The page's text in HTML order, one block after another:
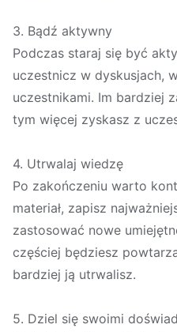
3. Bądź aktywny
Podczas staraj się być
uczestnicz w dyskusjach,
uczestnikami. Im bardziej
tym więcej zyskasz z
4. Utrwalaj wiedzę
Po zakończeniu warto
materiał, zapisz
zastosować nowe
częściej będziesz
bardziej ją utrwalisz.
5. Dziel się swoimi